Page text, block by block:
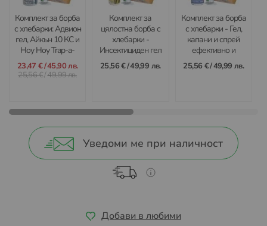
Комплект за борба
с хлебарки: Адвион
гел, Айкън 10 КС и
Hoy Hoy Trap-a-
Roach за ефективна
защита за вашия
23,47 €/45,90 лв.
25,56 €/49,99 лв.
Комплект за
цялостна борба с
хлебарки -
Инсектициден гел
Адвион, Autcast -
спрей и 5-броя
25,56 €/49,99 лв.
Комплект за борба
с хлебарки - Гел,
капани и спрей
ефективно и
дълготрайно
решение
25,56 €/49,99 лв.
Уведоми ме при наличност
Добави в любими